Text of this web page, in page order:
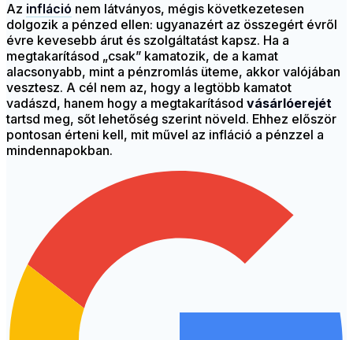
Az infláció nem látványos, mégis következetesen
dolgozik a pénzed ellen: ugyanazért az összegért évről
évre kevesebb árut és szolgáltatást kapsz. Ha a
megtakarításod „csak” kamatozik, de a kamat
alacsonyabb, mint a pénzromlás üteme, akkor valójában
vesztesz. A cél nem az, hogy a legtöbb kamatot
vadászd, hanem hogy a megtakarításod vásárlóerejét
tartsd meg, sőt lehetőség szerint növeld. Ehhez először
pontosan érteni kell, mit művel az infláció a pénzzel a
mindennapokban.